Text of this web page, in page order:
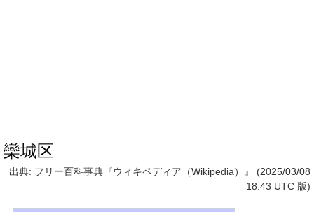
欒城区
出典: フリー百科事典『ウィキペディア（Wikipedia）』 (2025/03/08
18:43 UTC 版)